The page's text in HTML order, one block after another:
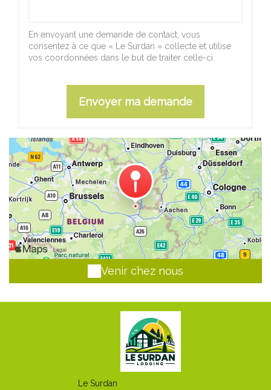
En envoyant une demande de contact, vous
consentez à ce que « Le Surdan » collecte et utilise
vos coordonnées dans le but de traiter celle-ci.
Venir chez nous
Le Surdan